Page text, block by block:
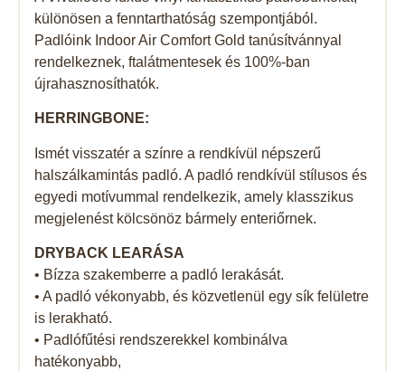
különösen a fenntarthatóság szempontjából.
Padlóink Indoor Air Comfort Gold tanúsítvánnyal
rendelkeznek, ftalátmentesek és 100%-ban
újrahasznosíthatók.
HERRINGBONE:
Ismét visszatér a színre a rendkívül népszerű
halszálkamintás padló. A padló rendkívül stílusos és
egyedi motívummal rendelkezik, amely klasszikus
megjelenést kölcsönöz bármely enteriőrnek.
DRYBACK LEARÁSA
• Bízza szakemberre a padló lerakását.
• A padló vékonyabb, és közvetlenül egy sík felületre
is lerakható.
• Padlófűtési rendszerekkel kombinálva
hatékonyabb,